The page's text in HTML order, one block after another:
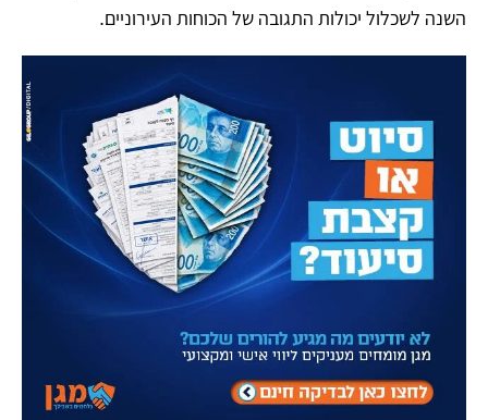
השנה לשכלול יכולות התגובה של הכוחות העירוניים.